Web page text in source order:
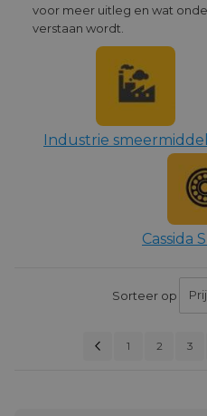
voor meer uitleg en wat
verstaan wordt.
Industrie
Cassida
Sorteer op
PAGINAPagina
Vorige
1 2 3